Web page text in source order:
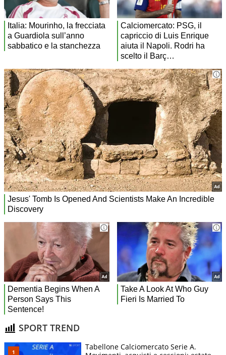
SPORT TREND
Tabellone Calciomercato Serie A.